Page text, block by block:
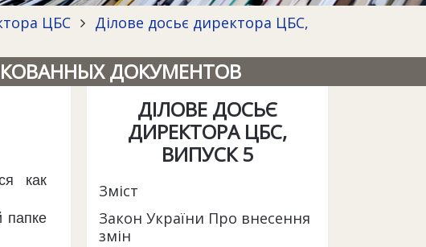
ЦБС
Ділове досьє директора ЦБС,
ДОКУМЕНТОВ
как
папке
ДІЛОВЕ ДОСЬЄ
ДИРЕКТОРА ЦБС,
ВИПУСК 5
Зміст
Закон України Про внесення
змін